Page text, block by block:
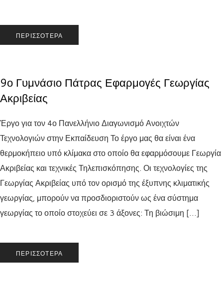
ΠΕΡΙΣΣΌΤΕΡΑ
9ο Γυμνάσιο Πάτρας Εφαρμογές Γεωργίας
Ακριβείας
Έργο για τον 4ο Πανελλήνιο Διαγωνισμό Ανοιχτών
Τεχνολογιών στην Εκπαίδευση Το έργο μας θα είναι ένα
θερμοκήπειο υπό κλίμακα στο οποίο θα εφαρμόσουμε Γεωργία
Ακριβείας και τεχνικές Τηλεπισκόπησης. Οι τεχνολογίες της
Γεωργίας Ακριβείας υπό τον ορισμό της έξυπνης κλιματικής
γεωργίας, μπορούν να προσδιοριστούν ως ένα σύστημα
γεωργίας το οποίο στοχεύει σε 3 άξονες: Τη βιώσιμη […]
ΠΕΡΙΣΣΌΤΕΡΑ